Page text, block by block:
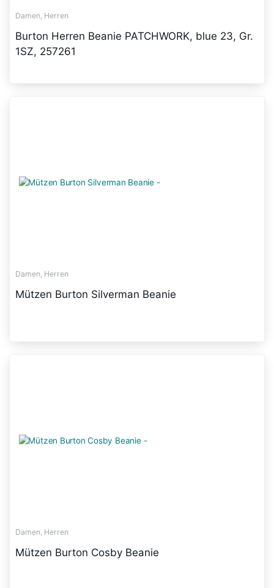
Damen, Herren
Burton Herren Beanie PATCHWORK, blue 23, Gr.
1SZ, 257261
Damen, Herren
Mützen Burton Silverman Beanie
Damen, Herren
Mützen Burton Cosby Beanie